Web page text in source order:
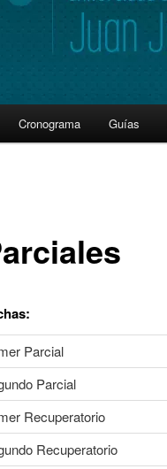
Cronograma Guías
Parcial
Parcial
Recuperatorio
Recuperatorio